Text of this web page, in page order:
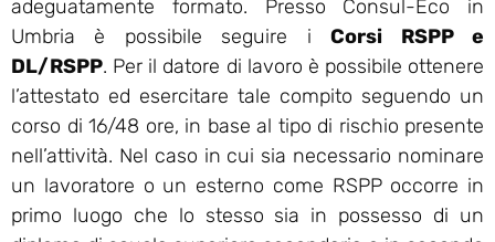
adeguatamente formato. Presso Consul-Eco in
Umbria è possibile seguire iCorsi RSPP e
DL/RSPP. Per il datore di lavoro è possibile ottenere
l’attestato ed esercitare tale compito seguendo un
corso di 16/48 ore, in base al tipo di rischio presente
nell’attività. Nel caso in cui sia necessario nominare
un lavoratore o un esterno come RSPP occorre in
primo luogo che lo stesso sia in possesso di un